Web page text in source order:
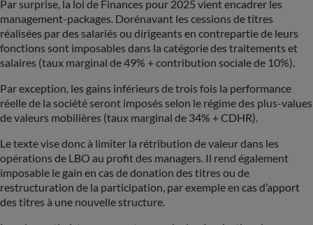
Par surprise, la loi de Finances pour 2025 vient encadrer les
management-packages. Dorénavant les cessions de titres
réalisées par des salariés ou dirigeants en contrepartie de leurs
fonctions sont imposables dans la catégorie des traitements et
salaires (taux marginal de 49% + contribution sociale de 10%).
Par exception, les gains inférieurs de trois fois la performance
réelle de la société seront imposés selon le régime des plus-values
de valeurs mobilières (taux marginal de 34% + CDHR).
Le texte vise donc à limiter la rétribution de valeur dans les
opérations de LBO au profit des managers. Il rend également
imposable le gain en cas de donation des titres ou de
restructuration de la participation, par exemple en cas d’apport
des titres à une nouvelle structure.